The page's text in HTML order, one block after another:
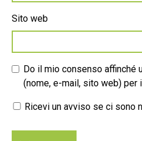
Sito web
Do il mio consenso affinché
(nome, e-mail, sito web) per
Ricevi un avviso se ci sono